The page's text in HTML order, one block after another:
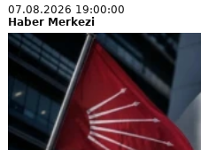
07.08.2026 19:00:00
Haber Merkezi